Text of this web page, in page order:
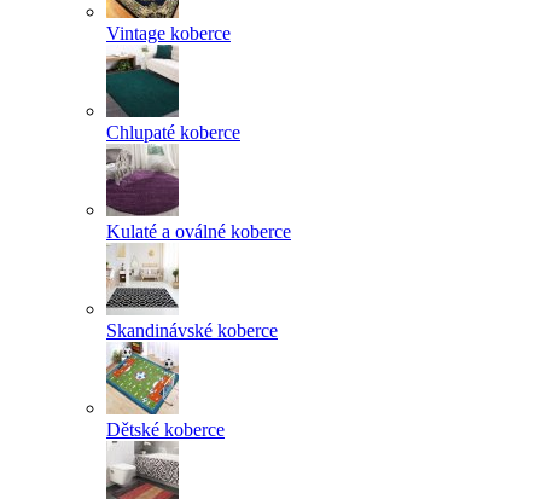
Vintage koberce
Chlupaté koberce
Kulaté a oválné koberce
Skandinávské koberce
Dětské koberce